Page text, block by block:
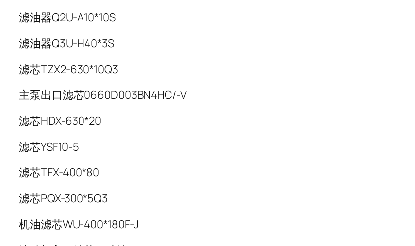
滤油器Q2U-A10*10S
滤油器Q3U-H40*3S
滤芯TZX2-630*10Q3
主泵出口滤芯0660D003BN4HC/-V
滤芯HDX-630*20
滤芯YSF10-5
滤芯TFX-400*80
滤芯PQX-300*5Q3
机油滤芯WU-400*180F-J